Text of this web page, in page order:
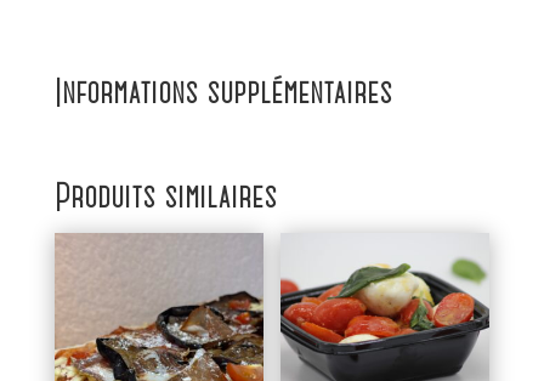
Informations supplémentaires
Produits similaires